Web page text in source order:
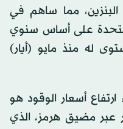
البنزين، مما ساهم في
على أساس ⁠سنوي
له منذ مايو (أيار)
أسعار الوقود هو
عبر مضيق هرمز، الذي